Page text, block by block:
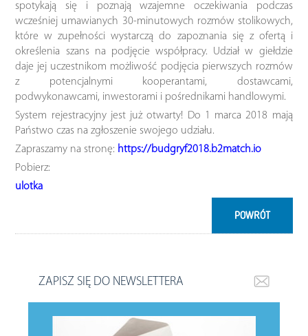
spotykają się i poznają wzajemne oczekiwania podczas
wcześniej umawianych 30-minutowych rozmów stolikowych,
które w zupełności wystarczą do zapoznania się z ofertą i
określenia szans na podjęcie współpracy. Udział w giełdzie
daje jej uczestnikom możliwość podjęcia pierwszych rozmów
z potencjalnymi kooperantami, dostawcami,
podwykonawcami, inwestorami i pośrednikami handlowymi.
System rejestracyjny jest już otwarty! Do 1 marca 2018 mają
Państwo czas na zgłoszenie swojego udziału.
Zapraszamy na stronę: https://budgryf2018.b2match.io
Pobierz:
ulotka
POWRÓT
ZAPISZ SIĘ DO NEWSLETTERA